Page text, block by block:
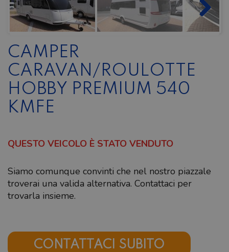
CAMPER
CARAVAN/ROULOTTE
HOBBY PREMIUM 540
KMFE
QUESTO VEICOLO È STATO VENDUTO
Siamo comunque convinti che nel nostro piazzale
troverai una valida alternativa. Contattaci per
trovarla insieme.
CONTATTACI SUBITO